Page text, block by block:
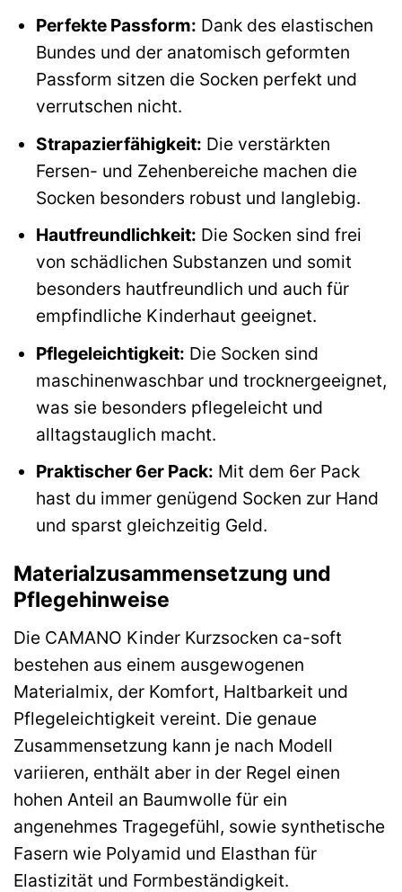
Perfekte Passform: Dank des elastischen
Bundes und der anatomisch geformten
Passform sitzen die Socken perfekt und
verrutschen nicht.
Strapazierfähigkeit: Die verstärkten
Fersen- und Zehenbereiche machen die
Socken besonders robust und langlebig.
Hautfreundlichkeit: Die Socken sind frei
von schädlichen Substanzen und somit
besonders hautfreundlich und auch für
empfindliche Kinderhaut geeignet.
Pflegeleichtigkeit: Die Socken sind
maschinenwaschbar und trocknergeeignet,
was sie besonders pflegeleicht und
alltagstauglich macht.
Praktischer 6er Pack: Mit dem 6er Pack
hast du immer genügend Socken zur Hand
und sparst gleichzeitig Geld.
Materialzusammensetzung und
Pflegehinweise
Die CAMANO Kinder Kurzsocken ca-soft
bestehen aus einem ausgewogenen
Materialmix, der Komfort, Haltbarkeit und
Pflegeleichtigkeit vereint. Die genaue
Zusammensetzung kann je nach Modell
variieren, enthält aber in der Regel einen
hohen Anteil an Baumwolle für ein
angenehmes Tragegefühl, sowie synthetische
Fasern wie Polyamid und Elasthan für
Elastizität und Formbeständigkeit.